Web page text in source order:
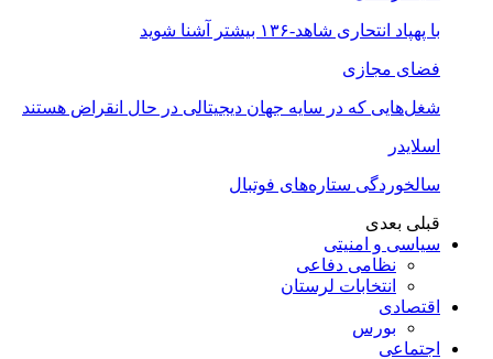
با پهپاد انتحاری شاهد-۱۳۶ بیشتر آشنا شوید
فضای مجازی
شغل‌‌هایی که در سایه جهان دیجیتالی در حال انقراض هستند
اسلایدر
سالخوردگی ستاره‌های فوتبال
قبلی بعدی
سیاسی و امنیتی
نظامی دفاعی
انتخابات لرستان
اقتصادی
بورس
اجتماعی